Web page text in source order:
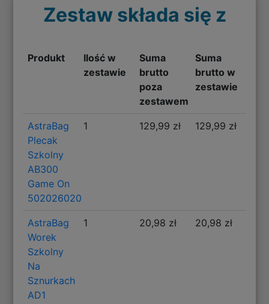
Zestaw składa się z
Produkt
Ilość w
zestawie
Suma
brutto
poza
zestawem
Suma
brutto w
zestawie
AstraBag
Plecak
Szkolny
AB300
Game On
502026020
1 129,99 zł 129,99 zł
AstraBag
Worek
Szkolny
Na
Sznurkach
AD1
1 20,98 zł 20,98 zł